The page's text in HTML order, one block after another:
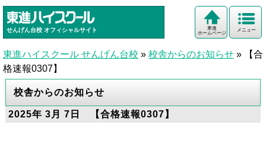
せんげん台校 オフィシャルサイト メニュー
東進
ホームページ
東進ハイスクール せんげん台校 » 校舎からのお知らせ »
【合
格速報0307】
校舎からのお知らせ
2025年 3月 7日 【合格速報0307】